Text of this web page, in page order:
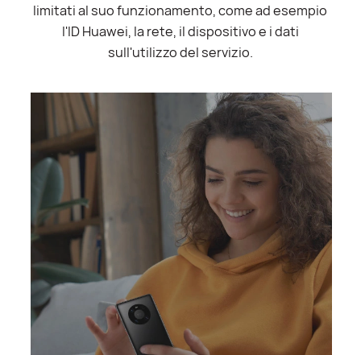
limitati al suo funzionamento, come ad esempio
l'ID Huawei, la rete, il dispositivo e i dati
sull'utilizzo del servizio.